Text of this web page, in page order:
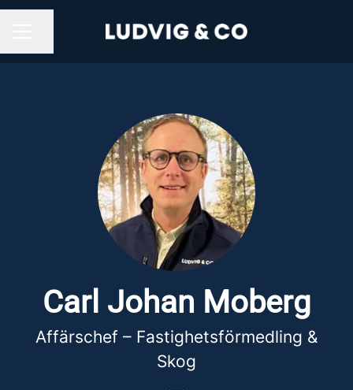
Carl Johan Moberg
Affärschef – Fastighetsförmedling &
Skog